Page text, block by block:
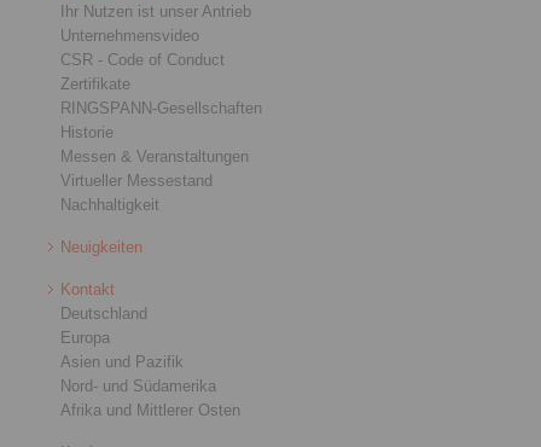
Ihr Nutzen ist unser Antrieb
Unternehmensvideo
CSR - Code of Conduct
Zertifikate
RINGSPANN-Gesellschaften
Historie
Messen & Veranstaltungen
Virtueller Messestand
Nachhaltigkeit
Neuigkeiten
Kontakt
Deutschland
Europa
Asien und Pazifik
Nord- und Südamerika
Afrika und Mittlerer Osten